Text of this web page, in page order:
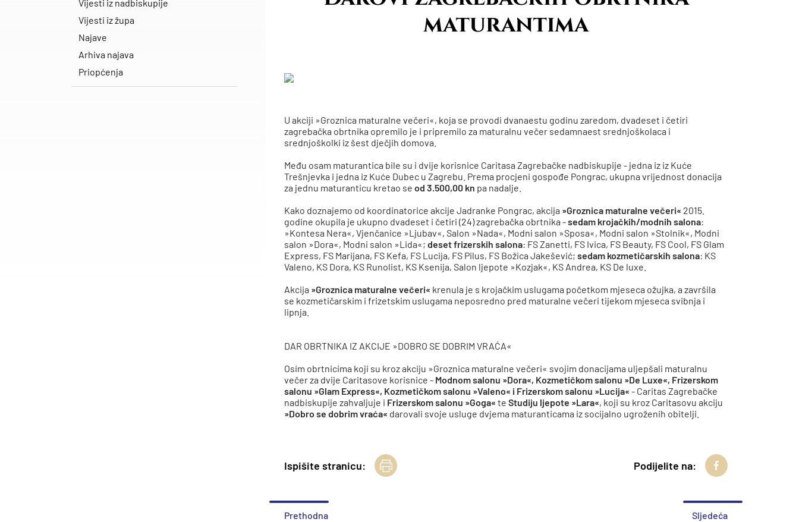
Vijesti iz nadbiskupije
Vijesti iz župa
Najave
Arhiva najava
Priopćenja
maturantima
U akciji »Groznica maturalne večeri«, koja se provodi dvanaestu godinu zaredom, dvadeset i četiri
zagrebačka obrtnika opremilo je i pripremilo za maturalnu večer sedamnaest srednjoškolaca i
srednjoškolki iz šest dječjih domova.
Među osam maturantica bile su i dvije korisnice Caritasa Zagrebačke nadbiskupije - jedna iz iz Kuće
Trešnjevka i jedna iz Kuće Dubec u Zagrebu. Prema procjeni gospođe Pongrac, ukupna vrijednost donacija
za jednu maturanticu kretao seod 3.500,00 kn pa nadalje.
Kako doznajemo od koordinatorice akcije Jadranke Pongrac, akcija »Groznica maturalne večeri« 2015.
godine okupila je ukupno dvadeset i četiri (24) zagrebačka obrtnika -sedam krojačkih/modnih salona:
»Kontesa Nera«, Vjenčanice »Ljubav«, Salon »Nada«, Modni salon »Sposa«, Modni salon »Stolnik«, Modni
salon »Dora«, Modni salon »Lida«;deset frizerskih salona: FS Zanetti, FS Ivica, FS Beauty, FS Cool, FS Glam
Express, FS Marijana, FS Kefa, FS Lucija, FS Pilus, FS Božica Jakešević;sedam kozmetičarskih salona: KS
Valeno, KS Dora, KS Runolist, KS Ksenija, Salon ljepote »Kozjak«, KS Andrea, KS De luxe.
Akcija »Groznica maturalne večeri« krenula je s krojačkim uslugama početkom mjeseca ožujka, a završila
se kozmetičarskim i frizetskim uslugama neposredno pred maturalne večeri tijekom mjeseca svibnja i
lipnja.
DAR OBRTNIKA IZ AKCIJE »DOBRO SE DOBRIM VRAĆA«
Osim obrtnicima koji su kroz akciju »Groznica maturalne večeri« svojim donacijama uljepšali maturalnu
večer za dvije Caritasove korisnice - Modnom salonu »Dora«, Kozmetičkom salonu »De Luxe«, Frizerskom
salonu »Glam Express«, Kozmetičkom salonu »Valeno« i Frizerskom salonu »Lucija« - Caritas Zagrebačke
nadbiskupije zahvaljuje i Frizerskom salonu »Goga« teStudiju ljepote »Lara«, koji su kroz Caritasovu akciju
»Dobro se dobrim vraća« darovali svoje usluge dvjema maturanticama iz socijalno ugroženih obitelji.
Ispišite stranicu: Podijelite na:
Prethodna Sljedeća